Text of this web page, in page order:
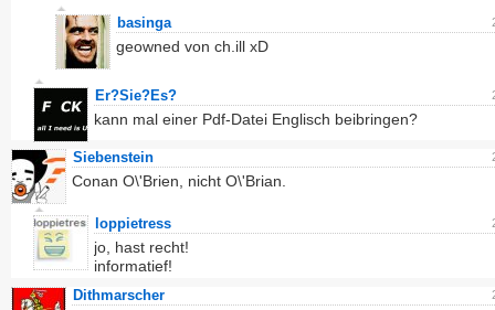
basinga
geowned von ch.ill xD
Er?Sie?Es?
kann mal einer Pdf-Datei Englisch beibringen?
Siebenstein
Conan O\'Brien, nicht O\'Brian.
loppietress
jo, hast recht!
informatief!
Dithmarscher